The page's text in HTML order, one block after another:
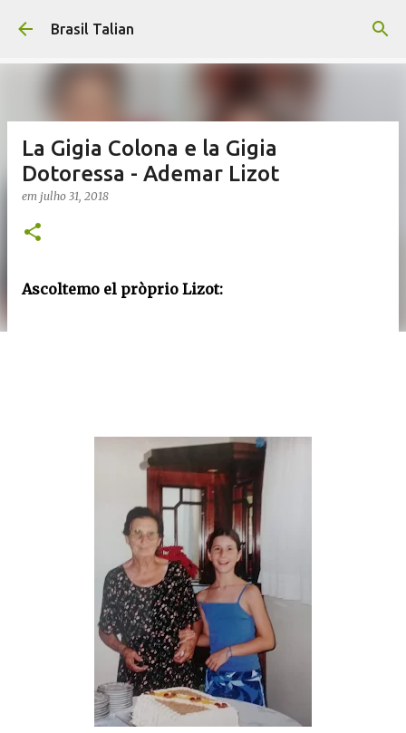
Pular para o conteúdo principal
Brasil Talian
La Gigia Colona e la Gigia
Dotoressa - Ademar Lizot
em julho 31, 2018
Ascoltemo el pròprio Lizot: